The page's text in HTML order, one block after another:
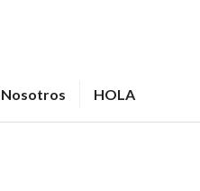
Nosotros HOLA